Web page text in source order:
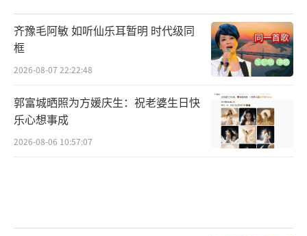
齐豫毛阿敏 如听仙乐耳暂明 时代级同
框
2026-08-07 22:22:48
郭富城晒照为方媛庆生：祝老婆生日快
乐心想事成
2026-08-06 10:57:07